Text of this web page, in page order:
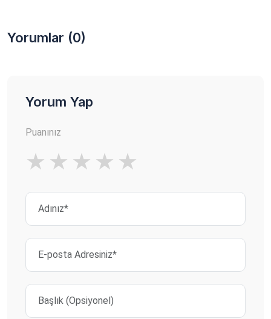
Yorumlar (0)
Yorum Yap
Puanınız
★
★
★
★
★